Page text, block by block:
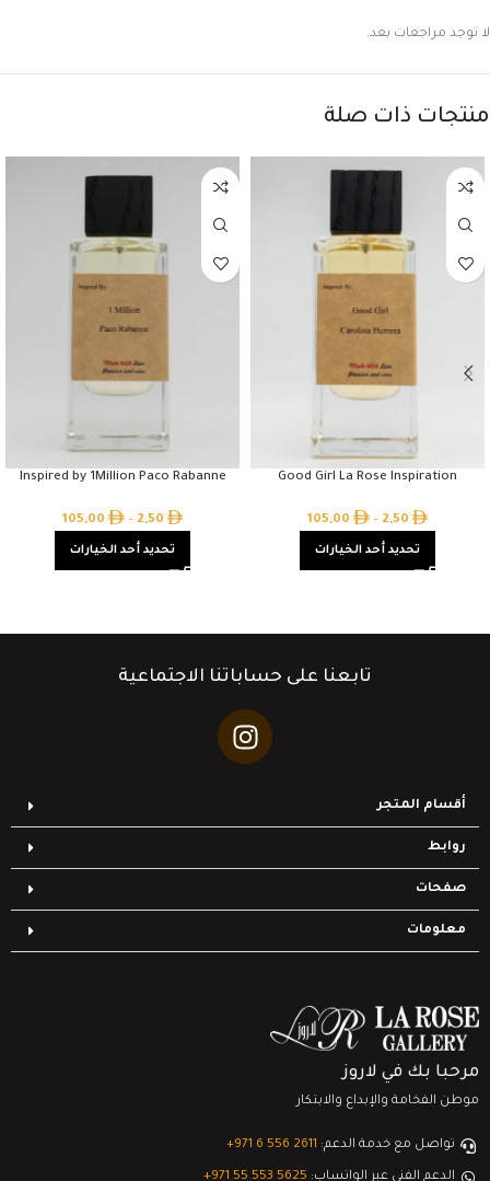
لا توجد مراجعات بعد.
منتجات ذات صلة
Good Girl La Rose Inspiration
2,50
–
105,00
تحديد أحد الخيارات
Inspired by 1Million Paco Rabanne
2,50
–
105,00
تحديد أحد الخيارات
تابعنا على حساباتنا الاجتماعية
أقسام المتجر
روابط
صفحات
معلومات
مرحبا بك في لاروز
موطن الفخامة والإبداع والابتكار
تواصل مع خدمة الدعم: ‎+971 6 556 2611
الدعم الفني عبر الواتساب: ‎+971 55 553 5625